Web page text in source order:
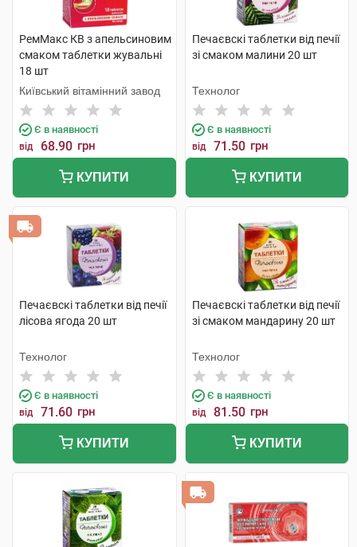
РемМакс КВ з апельсиновим
смаком таблетки жувальні
18 шт
Київський вітамінний завод
Є в наявності
від 68.90 грн
КУПИТИ
Печаєвскі таблетки від печії
зі смаком малини 20 шт
Технолог
Є в наявності
від 71.50 грн
КУПИТИ
Печаєвскі таблетки від печії
лісова ягода 20 шт
Технолог
Є в наявності
від 71.60 грн
КУПИТИ
Печаєвскі таблетки від печії
зі смаком мандарину 20 шт
Технолог
Є в наявності
від 81.50 грн
КУПИТИ